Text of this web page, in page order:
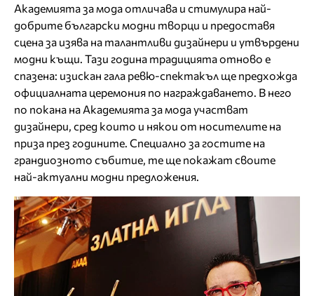
Академията за мода отличава и стимулира най-
добрите български модни творци и предоставя
сцена за изява на талантливи дизайнери и утвърдени
модни къщи. Тази година традицията отново е
спазена: изискан гала ревю-спектакъл ще предхожда
официалната церемония по награждаването. В него
по покана на Академията за мода участват
дизайнери, сред които и някои от носителите на
приза през годините. Специално за гостите на
грандиозното събитие, те ще покажат своите
най-актуални модни предложения.